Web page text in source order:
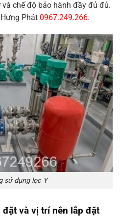
chế độ bảo hành đầy đủ đủ.
Phát 0967.249.266.
sử dụng lọc Y
đặt và vị trí nên lắp đặt